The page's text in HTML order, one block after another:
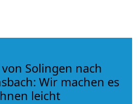
Solingen nach
Wir machen es
leicht